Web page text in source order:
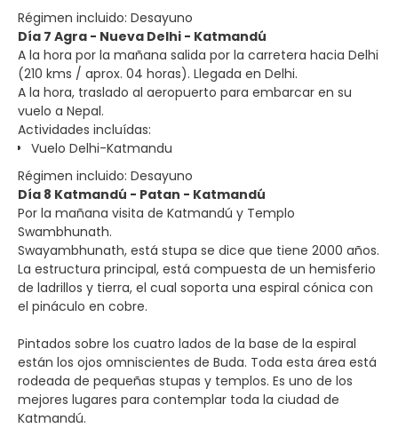
Régimen incluido: Desayuno
Día 7 Agra - Nueva Delhi - Katmandú
A la hora por la mañana salida por la carretera hacia Delhi
(210 kms / aprox. 04 horas). Llegada en Delhi.
A la hora, traslado al aeropuerto para embarcar en su
vuelo a Nepal.
Actividades incluídas:
Vuelo Delhi-Katmandu
Régimen incluido: Desayuno
Día 8 Katmandú - Patan - Katmandú
Por la mañana visita de Katmandú y Templo
Swambhunath.
Swayambhunath, está stupa se dice que tiene 2000 años.
La estructura principal, está compuesta de un hemisferio
de ladrillos y tierra, el cual soporta una espiral cónica con
el pináculo en cobre.
Pintados sobre los cuatro lados de la base de la espiral
están los ojos omniscientes de Buda. Toda esta área está
rodeada de pequeñas stupas y templos. Es uno de los
mejores lugares para contemplar toda la ciudad de
Katmandú.